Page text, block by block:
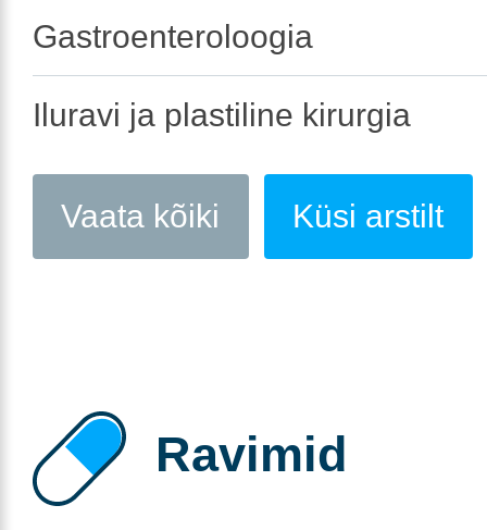
Gastroenteroloogia
Iluravi ja plastiline kirurgia
Vaata kõiki Küsi arstilt
Ravimid